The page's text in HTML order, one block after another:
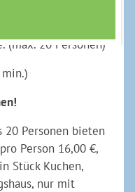
Wissenswertes
und erhalten
(max. 20 Personen)
20 Personen bieten
Person 16,00 €,
Stück Kuchen,
nur mit